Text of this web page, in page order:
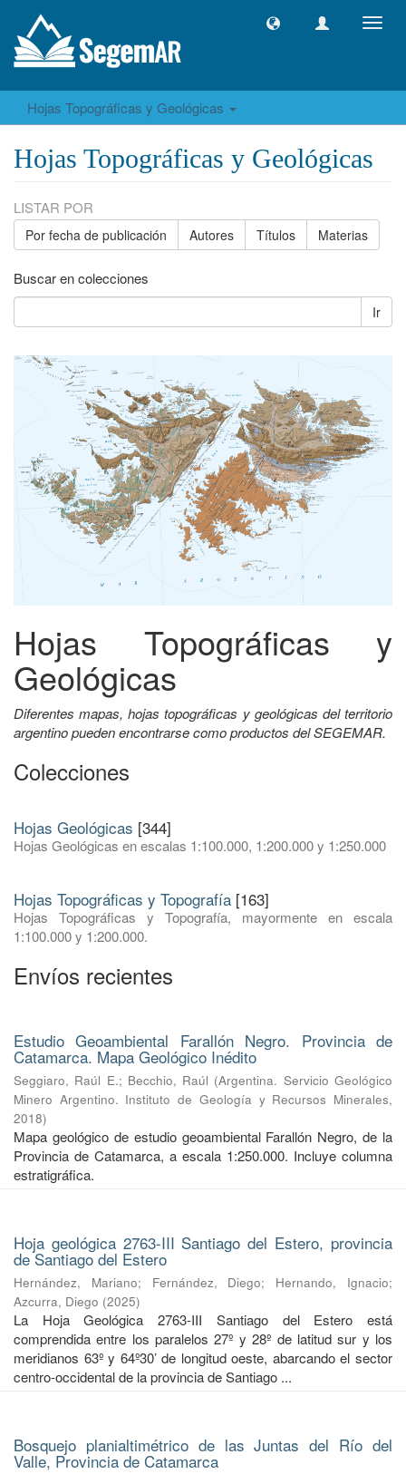
Hojas Topográficas y Geológicas
Hojas Topográficas y Geológicas
LISTAR POR
Por fecha de publicación Autores Títulos Materias
Buscar en colecciones
Ir
Hojas Topográficas y
Geológicas
Diferentes mapas, hojas topográficas y geológicas del territorio
argentino pueden encontrarse como productos del SEGEMAR.
Colecciones
Hojas Geológicas [344]
Hojas Geológicas en escalas 1:100.000, 1:200.000 y 1:250.000
Hojas Topográficas y Topografía [163]
Hojas Topográficas y Topografía, mayormente en escala
1:100.000 y 1:200.000.
Envíos recientes
Estudio Geoambiental Farallón Negro. Provincia de
Catamarca. Mapa Geológico Inédito
Seggiaro, Raúl E.; Becchio, Raúl (Argentina. Servicio Geológico
Minero Argentino. Instituto de Geología y Recursos Minerales,
2018)
Mapa geológico de estudio geoambiental Farallón Negro, de la
Provincia de Catamarca, a escala 1:250.000. Incluye columna
estratigráfica.
Hoja geológica 2763-III Santiago del Estero, provincia
de Santiago del Estero
Hernández, Mariano; Fernández, Diego; Hernando, Ignacio;
Azcurra, Diego (2025)
La Hoja Geológica 2763-III Santiago del Estero está
comprendida entre los paralelos 27º y 28º de latitud sur y los
meridianos 63º y 64º30’ de longitud oeste, abarcando el sector
centro-occidental de la provincia de Santiago ...
Bosquejo planialtimétrico de las Juntas del Río del
Valle, Provincia de Catamarca